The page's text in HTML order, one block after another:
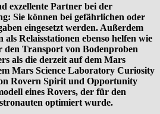
exzellente Partner bei der
Sie können bei gefährlichen oder
eingesetzt werden. Außerdem
als Relaisstationen ebenso helfen wie
den Transport von Bodenproben
als die derzeit auf dem Mars
Mars Science Laboratory Curiosity
Rovern Spirit und Opportunity
eines Rovers, der für den
optimiert wurde.